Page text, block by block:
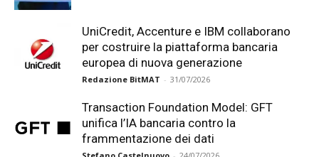
UniCredit, Accenture e IBM collaborano
per costruire la piattaforma bancaria
europea di nuova generazione
Redazione BitMAT - 31/07/2026
Transaction Foundation Model: GFT
unifica l’IA bancaria contro la
frammentazione dei dati